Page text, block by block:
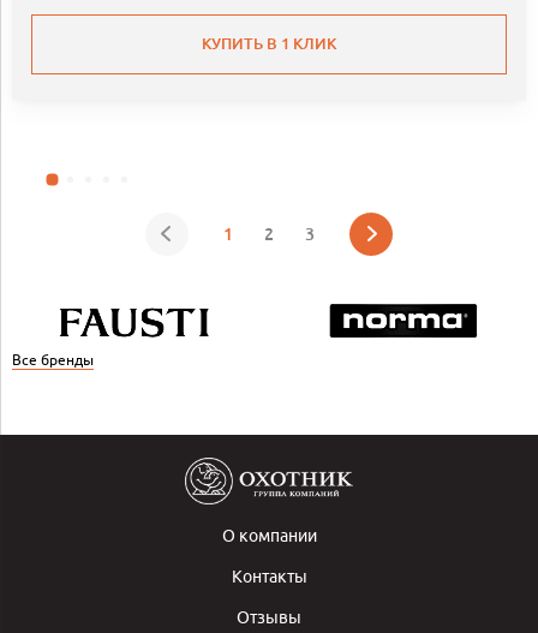
КУПИТЬ В 1 КЛИК
1 2 3
Все бренды
О компании
Контакты
Отзывы